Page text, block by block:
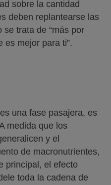
sobre la cantidad
deben replantearse las
se trata de “más por
es mejor para ti”.
una fase pasajera, es
medida que los
y el
de macronutrientes,
principal, el efecto
toda la cadena de